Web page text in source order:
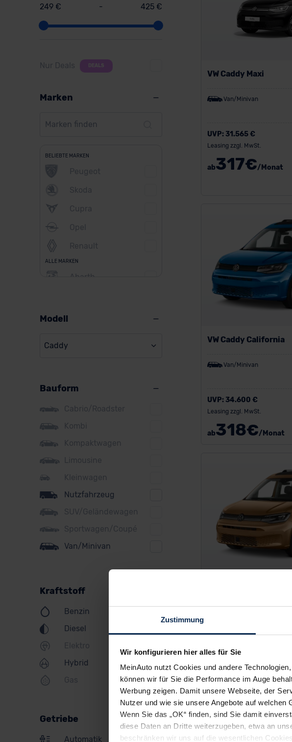
Zustimmung
Wir konfigurieren hier alles für Sie
MeinAuto nutzt Cookies und andere
können wir für Sie die Performance im Auge
Werbung zeigen. Damit unsere Webseite, der
Nutzer und wie sie unsere Angebote auf welchen
Wenn Sie das „OK“ finden, sind Sie damit
diese Daten an Dritte weiterzugeben, etwa an
beschränken wir uns auf die wesentlichen
249 € - 425 €
Nur Deals DEALS
Marken
BELIEBTE MARKEN
Peugeot
Skoda
Cupra
Opel
Renault
ALLE MARKEN
Abarth
Citroen
Cupra
DS
Dacia
Fiat
Ford
Honda
Land Rover
Lexus
MINI
Mazda
Mercedes
Mitsubishi
Peugeot
Modell
Caddy
Bauform
Cabrio/Roadster
Kombi
Kompaktwagen
Limousine
Kleinwagen
Nutzfahrzeug
SUV/Geländewagen
Sportwagen/Coupé
Van/Minivan
Kraftstoff
Benzin
Diesel
Elektro
Hybrid
Gas
Getriebe
Automatik
VW Caddy Maxi
Van/Minivan
UVP: 31.565 €
Leasing zzgl. MwSt.
ab317€/Monat
VW Caddy California
Van/Minivan
UVP: 34.600 €
Leasing zzgl. MwSt.
ab318€/Monat
UVP:40.490 €
ab375€/Monat
Nicht verfügbare